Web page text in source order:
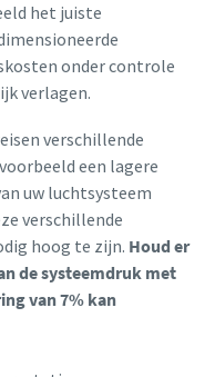
het juiste
onder controle
verlagen.
verschillende
een lagere
uw luchtsysteem
verschillende
hoog te zijn. Houd er
de systeemdruk met
van 7% kan